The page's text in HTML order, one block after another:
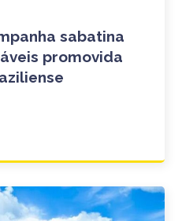
sabatina
promovida